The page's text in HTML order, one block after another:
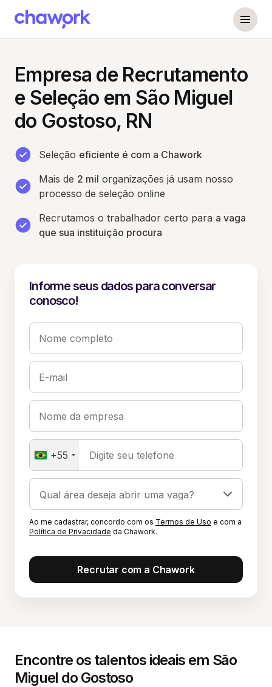
Empresa de Recrutamento
e Seleção em São Miguel
do Gostoso, RN
Seleção eficiente é com a Chawork
Mais de 2 mil organizações já usam nosso
processo de seleção online
Recrutamos o trabalhador certo para a vaga
que sua instituição procura
Informe seus dados para conversar
conosco!
Nome completo
E-mail
Nome da empresa
+55 Digite seu telefone
Ao me cadastrar, concordo com os Termos de Uso e com a
Política de Privacidade da Chawork.
Recrutar com a Chawork
Encontre os talentos ideais em São
Miguel do Gostoso